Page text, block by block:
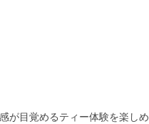
が目覚めるティー体験を楽しめ